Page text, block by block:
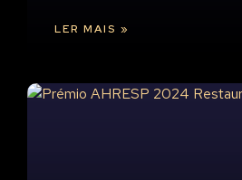
LER MAIS »